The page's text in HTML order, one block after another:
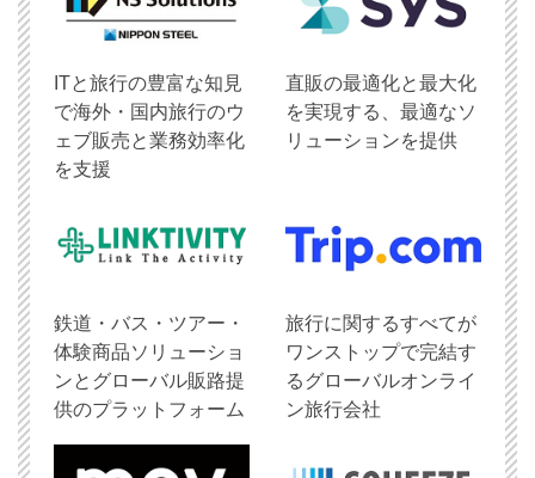
ITと旅行の豊富な知見
で海外・国内旅行のウ
ェブ販売と業務効率化
を支援
直販の最適化と最大化
を実現する、最適なソ
リューションを提供
鉄道・バス・ツアー・
体験商品ソリューショ
ンとグローバル販路提
供のプラットフォーム
旅行に関するすべてが
ワンストップで完結す
るグローバルオンライ
ン旅行会社